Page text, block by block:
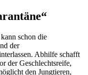
schon die
der
Abhilfe schafft
der Geschlechtsreife,
den Jungtieren,